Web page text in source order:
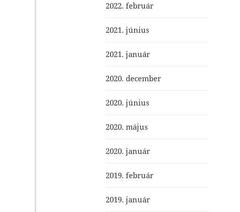
2022. február
2021. június
2021. január
2020. december
2020. június
2020. május
2020. január
2019. február
2019. január